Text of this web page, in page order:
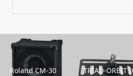
Roland CM-30
TRIAD-ORBIT